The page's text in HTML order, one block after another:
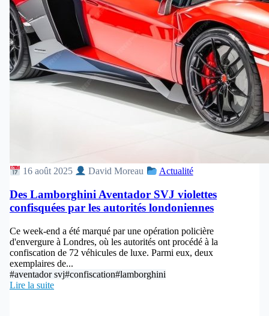
16 août 2025 David Moreau Actualité
Des Lamborghini Aventador SVJ violettes
confisquées par les autorités londoniennes
Ce week-end a été marqué par une opération policière
d'envergure à Londres, où les autorités ont procédé à la
confiscation de 72 véhicules de luxe. Parmi eux, deux
exemplaires de...
#aventador svj#confiscation#lamborghini
Lire la suite